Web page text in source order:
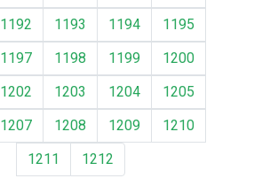
1192 1193 1194
1195
1197 1198 1199
1200
1202 1203 1204
1205
1207 1208 1209
1210
1211
1212